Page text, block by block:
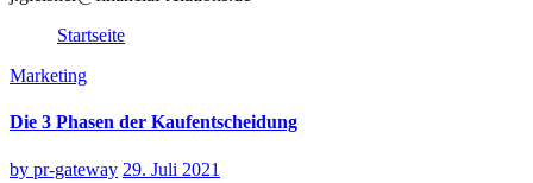
Startseite
Marketing
Die 3 Phasen der Kaufentscheidung
by pr-gateway 29. Juli 2021